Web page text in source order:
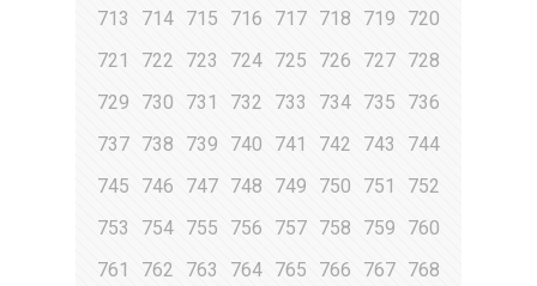
713
714 715 716 717 718 719
720
721
722 723 724 725 726 727 728
729
730 731 732 733 734 735
736
737 738 739 740 741 742 743
744
745
746 747 748 749 750 751
752
753
754 755 756 757 758 759
760
761
762 763 764 765 766 767 768